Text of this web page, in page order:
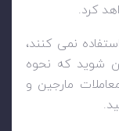
کرد.
نمی کنند،
شوید که نحوه
مارجین و